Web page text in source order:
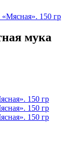
150 гр
мука